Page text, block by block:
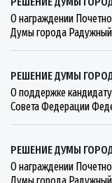
О награждении
Думы города Радужный
РЕШЕНИЕ ДУМЫ
О поддержке
Совета Федерации
РЕШЕНИЕ ДУМЫ
О награждении
Думы города Радужный